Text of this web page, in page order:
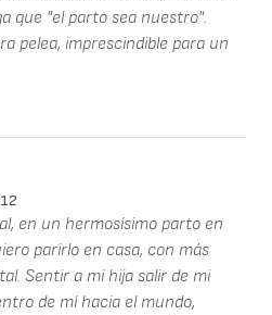
que "el parto sea nuestro".
pelea, imprescindible para un
en un hermosísimo parto en
parirlo en casa, con más
Sentir a mi hija salir de mi
de mí hacia el mundo,